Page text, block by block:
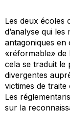
Les deux écoles
d’analyse qui
antagoniques en
«réformable»
cela se traduit le
divergentes
victimes de traite
Les
sur la